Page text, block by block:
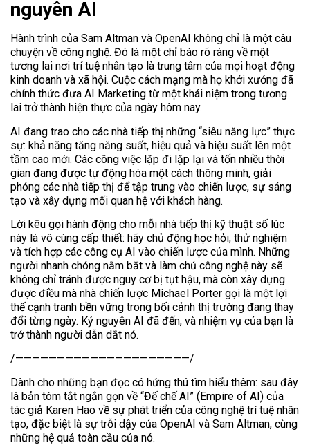
nguyên AI
Hành trình của Sam Altman và OpenAI không chỉ là một câu
chuyện về công nghệ. Đó là một chỉ báo rõ ràng về một
tương lai nơi trí tuệ nhân tạo là trung tâm của mọi hoạt động
kinh doanh và xã hội. Cuộc cách mạng mà họ khởi xướng đã
chính thức đưa AI Marketing từ một khái niệm trong tương
lai trở thành hiện thực của ngày hôm nay.
AI đang trao cho các nhà tiếp thị những “siêu năng lực” thực
sự: khả năng tăng năng suất, hiệu quả và hiệu suất lên một
tầm cao mới. Các công việc lặp đi lặp lại và tốn nhiều thời
gian đang được tự động hóa một cách thông minh, giải
phóng các nhà tiếp thị để tập trung vào chiến lược, sự sáng
tạo và xây dựng mối quan hệ với khách hàng.
Lời kêu gọi hành động cho mỗi nhà tiếp thị kỹ thuật số lúc
này là vô cùng cấp thiết: hãy chủ động học hỏi, thử nghiệm
và tích hợp các công cụ AI vào chiến lược của mình. Những
người nhanh chóng nắm bắt và làm chủ công nghệ này sẽ
không chỉ tránh được nguy cơ bị tụt hậu, mà còn xây dựng
được điều mà nhà chiến lược Michael Porter gọi là một lợi
thế cạnh tranh bền vững trong bối cảnh thị trường đang thay
đổi từng ngày. Kỷ nguyên AI đã đến, và nhiệm vụ của bạn là
trở thành người dẫn dắt nó.
/—————————————————————/
Dành cho những bạn đọc có hứng thú tìm hiểu thêm: sau đây
là bản tóm tắt ngắn gọn về “Đế chế AI” (Empire of AI) của
tác giả Karen Hao về sự phát triển của công nghệ trí tuệ nhân
tạo, đặc biệt là sự trỗi dậy của OpenAI và Sam Altman, cùng
những hệ quả toàn cầu của nó.